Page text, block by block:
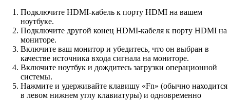
Подключите HDMI-кабель к порту HDMI на вашем
ноутбуке.
Подключите другой конец HDMI-кабеля к порту HDMI на
мониторе.
Включите ваш монитор и убедитесь, что он выбран в
качестве источника входа сигнала на мониторе.
Включите ноутбук и дождитесь загрузки операционной
системы.
Нажмите и удерживайте клавишу «Fn» (обычно находится
в левом нижнем углу клавиатуры) и одновременно